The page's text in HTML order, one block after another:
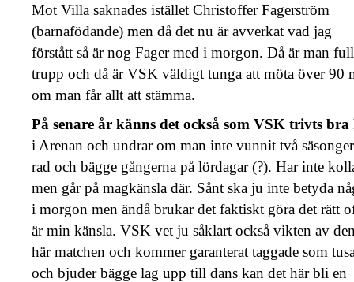
Mot Villa saknades istället Christoffer Fagerström
(barnafödande) men då det nu är avverkat vad jag
förstått så är nog Fager med i morgon. Då är man full
trupp och då är VSK väldigt tunga att möta över 90
om man får allt att stämma.
På senare år känns det också som VSK trivts bra
i Arenan och undrar om man inte vunnit två
rad och bägge gångerna på lördagar (?). Har inte
men går på magkänsla där. Sånt ska ju inte betyda
i morgon men ändå brukar det faktiskt göra det rätt
är min känsla. VSK vet ju såklart också vikten av
här matchen och kommer garanterat taggade som
och bjuder bägge lag upp till dans kan det här bli en